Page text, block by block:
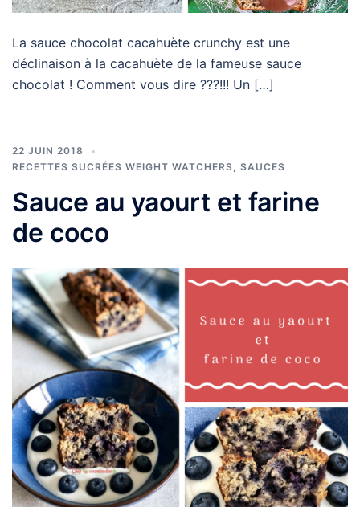
La sauce chocolat cacahuète crunchy est une
déclinaison à la cacahuète de la fameuse sauce
chocolat ! Comment vous dire ???!!! Un […]
22 JUIN 2018
RECETTES SUCRÉES WEIGHT WATCHERS
SAUCES
Sauce au yaourt et farine
de coco